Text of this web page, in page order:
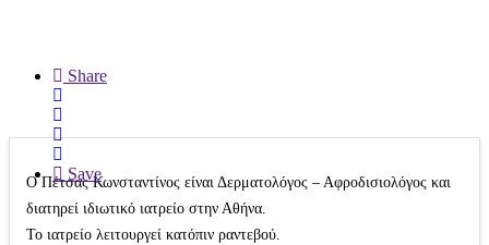
Share
Save
Ο Πέτσας Κωνσταντίνος είναι Δερματολόγος – Αφροδισιολόγος και
διατηρεί ιδιωτικό ιατρείο στην Αθήνα.
Το ιατρείο λειτουργεί κατόπιν ραντεβού.